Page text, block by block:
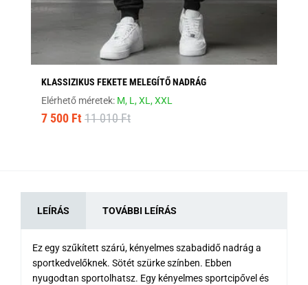
KLASSIZIKUS FEKETE MELEGÍTŐ NADRÁG
Elérhető méretek: M, L,XL,XXL
7 500 Ft 11 010 Ft
LEÍRÁS TOVÁBBI LEÍRÁS
Ez egy szűkített szárú, kényelmes szabadidő nadrág a
sportkedvelőknek. Sötét szürke színben. Ebben
nyugodtan sportolhatsz. Egy kényelmes sportcipővel és